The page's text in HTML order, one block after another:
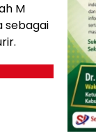
M
sebagai